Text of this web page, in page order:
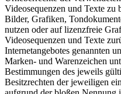
Videosequenzen und Texte zu
Bilder, Grafiken,
nutzen oder auf lizenzfreie
Videosequenzen und Texte
Internetangebotes genannten
Marken- und Warenzeichen
Bestimmungen des jeweils
Besitzrechten der jeweiligen